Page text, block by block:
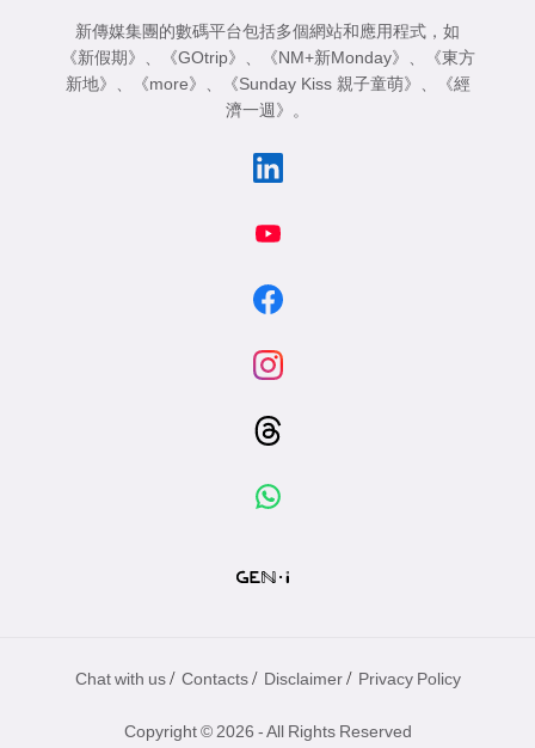
新傳媒集團的數碼平台包括多個網站和應用程式，如
《新假期》
《GOtrip》 《NM+新Monday》
《東方
新地》
《more》 《Sunday Kiss 親子童萌》
《經
濟一週》
。
Chat with us / Contacts / Disclaimer / Privacy Policy
Copyright © 2026 - All Rights Reserved